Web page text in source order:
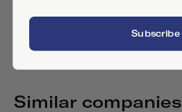
Similar companies
Subscribe